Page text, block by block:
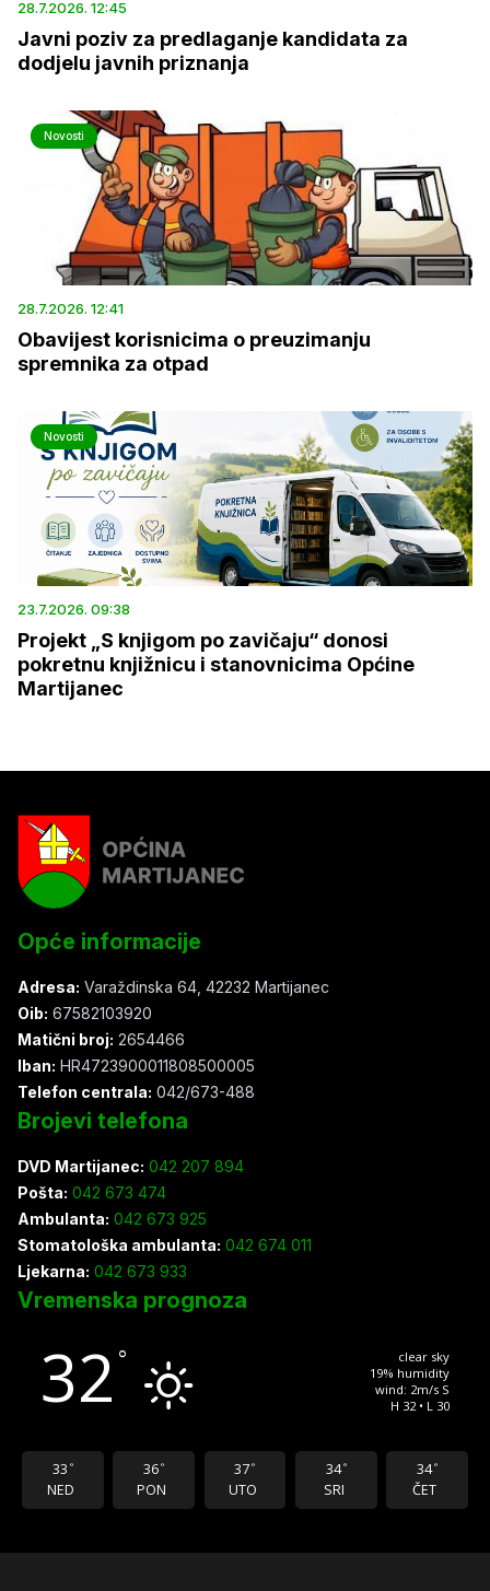
28.7.2026. 12:45
Javni poziv za predlaganje kandidata za
dodjelu javnih priznanja
Novosti
28.7.2026. 12:41
Obavijest korisnicima o preuzimanju
spremnika za otpad
Novosti
23.7.2026. 09:38
Projekt „S knjigom po zavičaju“ donosi
pokretnu knjižnicu i stanovnicima Općine
Martijanec
Opće informacije
Adresa: Varaždinska 64, 42232 Martijanec
Oib: 67582103920
Matični broj: 2654466
Iban: HR4723900011808500005
Telefon centrala: 042/673-488
Brojevi telefona
DVD Martijanec: 042 207 894
Pošta: 042 673 474
Ambulanta: 042 673 925
Stomatološka ambulanta: 042 674 011
Ljekarna: 042 673 933
Vremenska prognoza
32 °
clear sky
19% humidity
wind: 2m/s S
H 32 • L 30
33 °
NED
36 °
PON
37 °
UTO
34 °
SRI
34 °
ČET